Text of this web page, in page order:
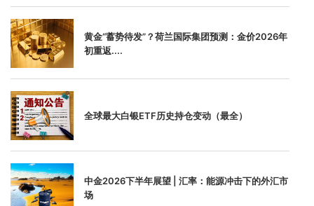
黄金“蓄势待发”？荷兰国际集团预测：金价2026年
初重返....
全球最大白银ETF历史持仓变动（最全）
中金2026下半年展望 | 汇率：能源冲击下的外汇市
场